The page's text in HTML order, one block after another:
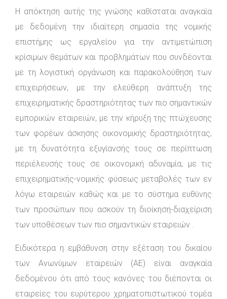
Η απόκτηση αυτής της γνώσης καθίσταται αναγκαία
με δεδομένη την ιδιαίτερη σημασία της νομικής
επιστήμης ως εργαλείου για την αντιμετώπιση
κρίσιμων θεμάτων και προβλημάτων που συνδέονται
με τη λογιστική οργάνωση και παρακολούθηση των
επιχειρήσεων, με την ελεύθερη ανάπτυξη της
επιχειρηματικής δραστηριότητας των πιο σημαντικών
εμπορικών εταιρειών, με την κήρυξη της πτώχευσης
των φορέων άσκησης οικονομικής δραστηριότητας,
με τη δυνατότητα εξυγίανσής τους σε περίπτωση
περιέλευσής τους σε οικονομική αδυναμία, με τις
επιχειρηματικής-νομικής φύσεως μεταβολές των εν
λόγω εταιρειών καθώς και με το σύστημα ευθύνης
των προσώπων που ασκούν τη διοίκηση-διαχείριση
των υποθέσεων των πιο σημαντικών εταιρειών .
Ειδικότερα η εμβάθυνση στην εξέταση του δικαίου
των Ανωνύμων εταιρειών (ΑΕ) είναι αναγκαία
δεδομένου ότι από τους κανόνες του διέπονται οι
εταιρείες του ευρύτερου χρηματοπιστωτικού τομέα